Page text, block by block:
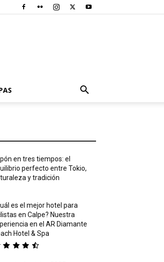
en tres tiempos: el
perfecto entre Tokio,
y tradición
es el mejor hotel para
en Calpe? Nuestra
en el AR Diamante
Hotel & Spa